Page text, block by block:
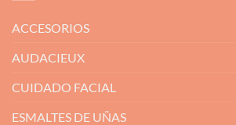
ACCESORIOS
AUDACIEUX
CUIDADO FACIAL
ESMALTES DE UÑAS